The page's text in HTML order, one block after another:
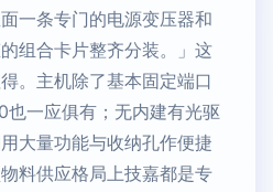
一条专门的电源变压器和
组合卡片整齐分装。」这
。主机除了基本固定端口
也一应俱有；无内建有光驱
大量功能与收纳孔作便捷
料供应格局上技嘉都是专